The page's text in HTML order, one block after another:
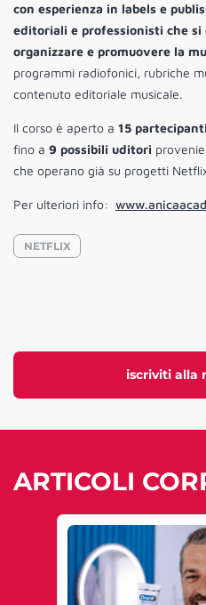
iscriviti alla
con esperienza in labels e
editoriali e professionisti che si
organizzare e promuovere la
programmi radiofonici, rubriche
contenuto editoriale musicale.
Il corso è aperto a 15 partecipanti
fino a 9 possibili uditori
che operano già su progetti
Per ulteriori info:
NETFLIX
ARTICOLI